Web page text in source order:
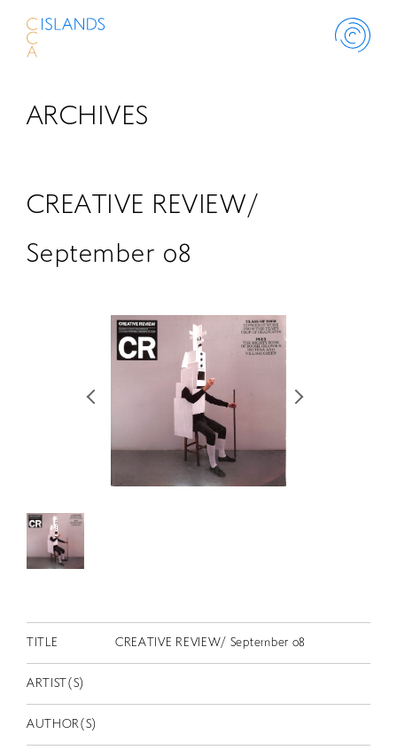
ABOUT
SCHOLARSHIP
出演者
出版物
CONTACT
ARCHIVES
CREATIVE REVIEW/
September 08
TITLE CREATIVE REVIEW/ September 08
ARTIST(S)
AUTHOR(S)